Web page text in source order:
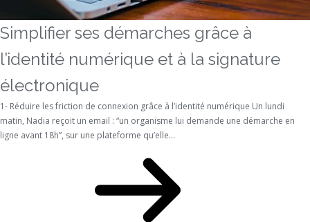
Simplifier ses démarches grâce à
l’identité numérique et à la signature
électronique
1- Réduire les friction de connexion grâce à l’identité numérique Un lundi
matin, Nadia reçoit un email : “un organisme lui demande une démarche en
ligne avant 18h”, sur une plateforme qu’elle...